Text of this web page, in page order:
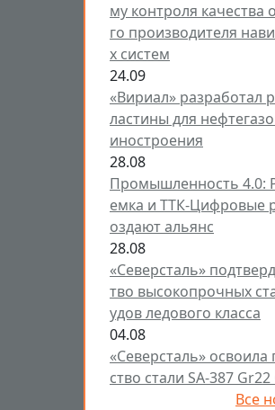
му контроля качества
го производителя
х систем
24.09
«Вириал» разработал
ластины для
иностроения
28.08
Промышленность 4.0:
емка и ТТК-Цифровые
оздают альянс
28.08
«Северсталь»
тво высокопрочных
удов ледового класса
04.08
«Северсталь» освоила
ство стали SA-387 Gr22
Все